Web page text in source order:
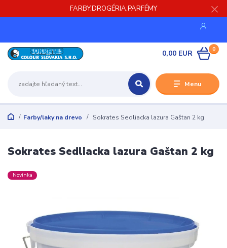
FARBY,DROGÉRIA,PARFÉMY
Menu
0
0,00 EUR
Farby/laky na drevo Sokrates Sedliacka lazura Gaštan 2 kg
Sokrates Sedliacka lazura Gaštan 2 kg
Novinka